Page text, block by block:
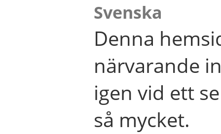
Svenska
Denna
närvarande
igen vid ett
så mycket.